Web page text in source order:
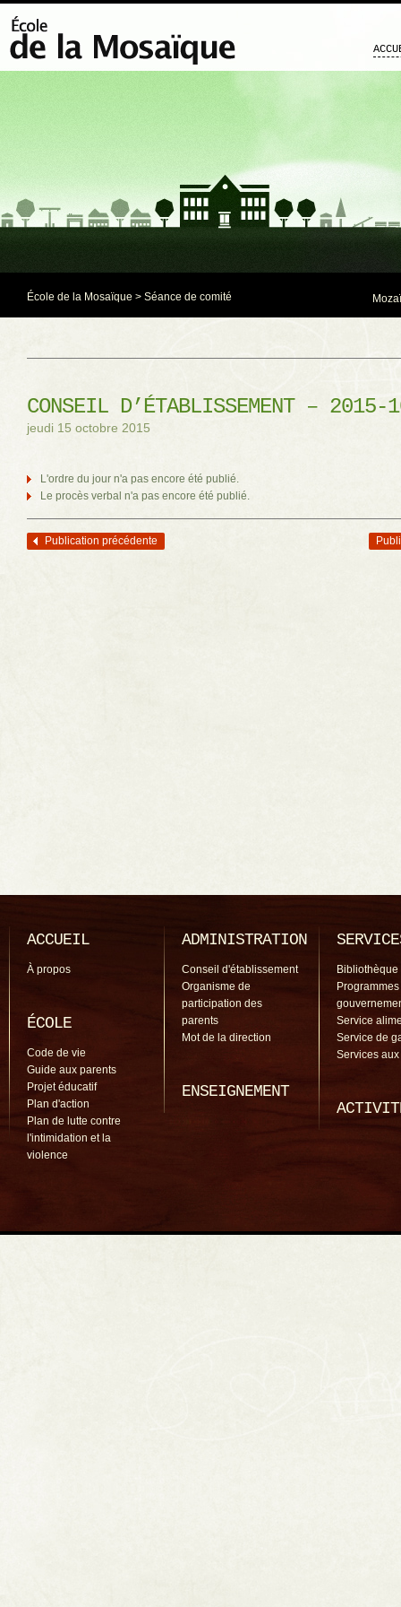
École de la Mosaïque > Séance de comité
CONSEIL D’ÉTABLISSEMENT – 2015-
jeudi 15 octobre 2015
L'ordre du jour n'a pas encore été publié.
Le procès verbal n'a pas encore été publié.
Navigation des articles
Publication précédente
ACCUEIL
À propos
ÉCOLE
Code de vie
Guide aux parents
Projet éducatif
Plan d'action
Plan de lutte contre
l'intimidation et la
violence
ADMINISTRATION
Conseil d'établissement
Organisme de
participation des
parents
Mot de la direction
ENSEIGNEMENT
Bibliothèque
Programmes
Service
Service de
Services